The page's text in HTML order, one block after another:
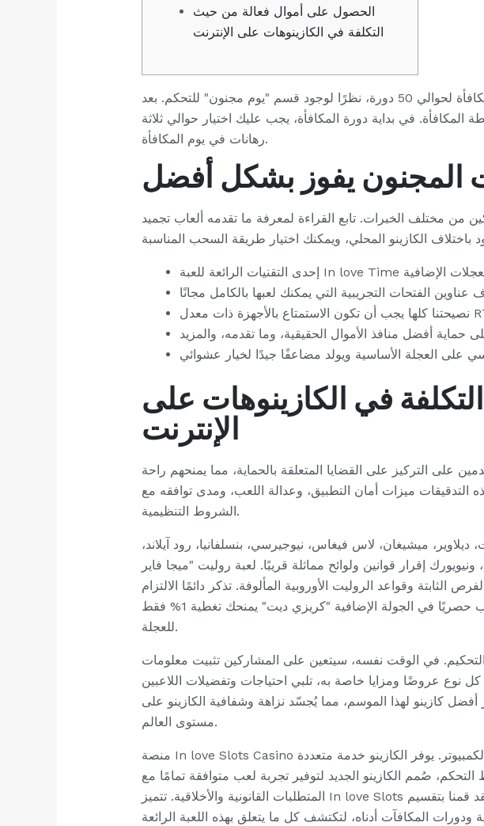
الحصول على أموال فعالة من حيث
التكلفة في الكازينوهات على الإنترنت
لذا، يُعد نظام الرهان مُملًا بعض الشيء، لأنك ستحتاج إلى متابعة الميزات حتى يبدأ المكافأة لحوالي 50 دورة، نظرًا لوجود قسم "يوم مجنون" للتحكم. بعد
حتى تصل أخيرًا إلى نقطة المكافأة. في بداية دورة المكافأة، يجب عليك اختيار حوالي ثلاثة
رهانات في يوم المكافأة.
المجنون يفوز بشكل أفضل
من مختلف الخبرات.تابع القراءة لمعرفة ما تقدمه ألعاب تجميد
في الكازينوهات على
الإنترنت
ميزات أمان التطبيق، وعدالة اللعب، ومدى توافقه مع
الشروط التنظيمية.
ديلاوير، ميشيغان، لاس فيغاس، نيوجيرسي، بنسلفانيا، رود آيلاند،
إقرار قوانين ولوائح مماثلة قريبًا. لعبة روليت "ميجا فاير
وقواعد الروليت الأوروبية المألوفة. تذكر دائمًا الالتزام
بميزانيتك حتى تتمكن من المقامرة بمسؤولية، بغض النظر عن اللعبة التي تلعبها. اللعب حصريًا في الجولة الإضافية "كريزي ديت" يمنحك تغطية 1% فقط
للعجلة.
في الوقت نفسه، سيتعين على المشاركين تثبيت معلومات
عروضًا ومزايا خاصة به، تلبي احتياجات وتفضيلات اللاعبين
أفضل كازينو لهذا الموسم، مما يُجسّد نزاهة وشفافية الكازينو على
مستوى العالم.
منصة In love Slots Casino الحديثة متجاوبة تمامًا، وتعمل على الهواتف المحمولة والأجهزة اللوحية وأجهزة الكمبيوتر. يوفر الكازينو خدمة متعددة
صُمم الكازينو الجديد لتوفير تجربة لعب متوافقة تمامًا مع
المتطلبات القانونية والأخلاقية. تتميز In love Slots بسهولة اللعب، ولهذا السبب تحظى بشعبية واسعة بين آلاف اللاعبين حول العالم. لقد قمنا بتقسيم